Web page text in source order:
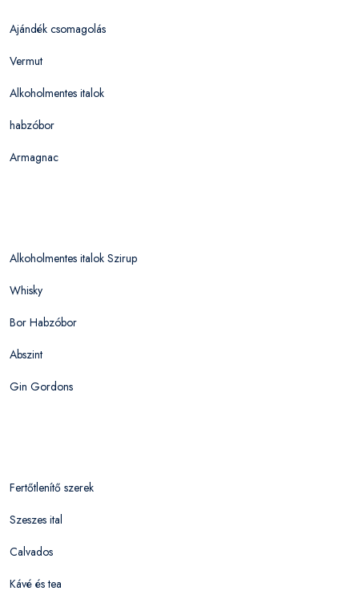
Ajándék csomagolás
Vermut
Alkoholmentes italok
habzóbor
Armagnac
Alkoholmentes italok Szirup
Whisky
Bor Habzóbor
Abszint
Gin Gordons
Fertőtlenítő szerek
Szeszes ital
Calvados
Kávé és tea